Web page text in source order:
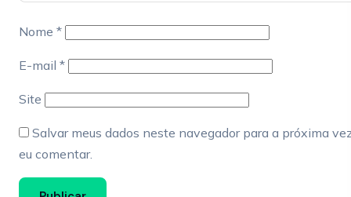
Nome *
E-mail *
Site
Salvar meus dados neste navegador para a próxima
eu comentar.